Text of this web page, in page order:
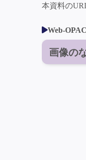
本資料の
Web-
画像の